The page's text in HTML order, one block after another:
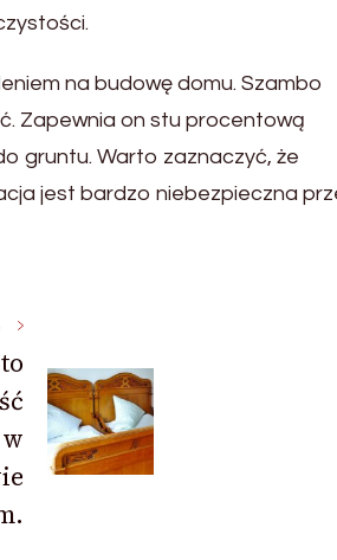
na budowę domu. Szambo
Zapewnia on stu procentową
gruntu. Warto zaznaczyć, że
jest bardzo niebezpieczna